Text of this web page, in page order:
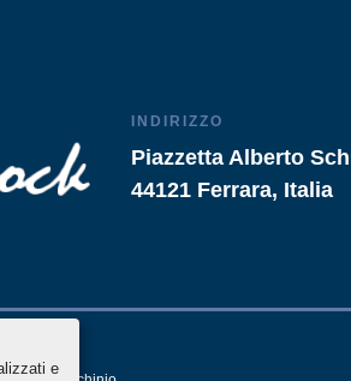
e
INDIRIZZO
Piazzetta Alberto
44121 Ferrara, Italia